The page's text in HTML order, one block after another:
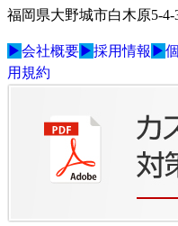
福岡県大野城市白木原5-4-
▶会社概要▶採用情報 ▶
用規約